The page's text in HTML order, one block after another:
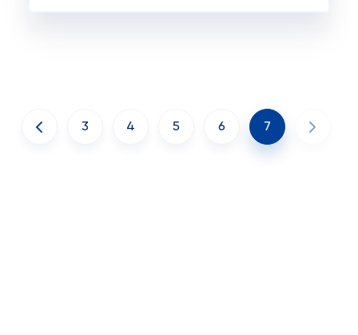
3 4 5 6 7